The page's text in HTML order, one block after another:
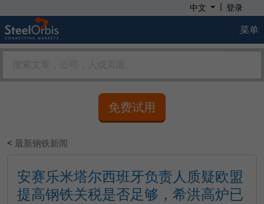
中文 | 登录
菜单
免费试用
< 最新钢铁新闻
安赛乐米塔尔西班牙负责人质疑欧盟
提高钢铁关税是否足够，希洪高炉已